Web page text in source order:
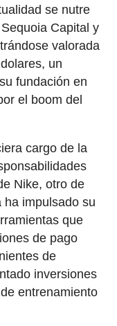
se nutre
Capital y
valorada
un
fundación en
el boom del
cargo de la
Nike, otro de
ha impulsado su
que
de pago
de
inversiones
entrenamiento